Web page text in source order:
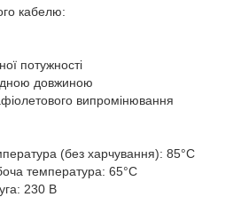
кабелю:
потужності
довжиною
випромінювання
(без харчування): 85°C
температура: 65°C
230 В